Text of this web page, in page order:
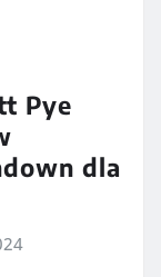
Pye
dla